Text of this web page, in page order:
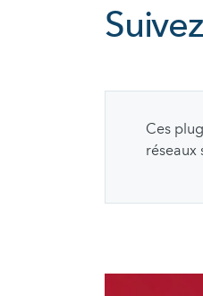
Suivez
Ces
réseaux